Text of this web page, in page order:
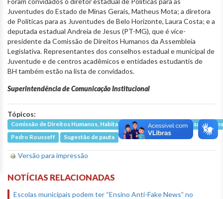
Juventudes do Estado de Minas Gerais, Matheus Mota; a diretora
de Políticas para as Juventudes de Belo Horizonte, Laura Costa; e a
deputada estadual Andreia de Jesus (PT-MG), que é vice-
presidente da Comissão de Direitos Humanos da Assembleia
Legislativa. Representantes dos conselhos estadual e municipal de
Juventude e de centros acadêmicos e entidades estudantis de
BH também estão na lista de convidados.
Superintendência de Comunicação Institucional
Tópicos:
Comissão de Direitos Humanos, Habitação, Igualdade Racial e Defesa do
Pedro Rousseff
Sugestão de pauta
Versão para impressão
NOTÍCIAS RELACIONADAS
Escolas municipais podem ter “Ensino Anti-Fake News” no